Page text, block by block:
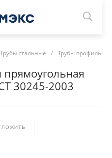
Трубы стальные / Трубы
30245-2003